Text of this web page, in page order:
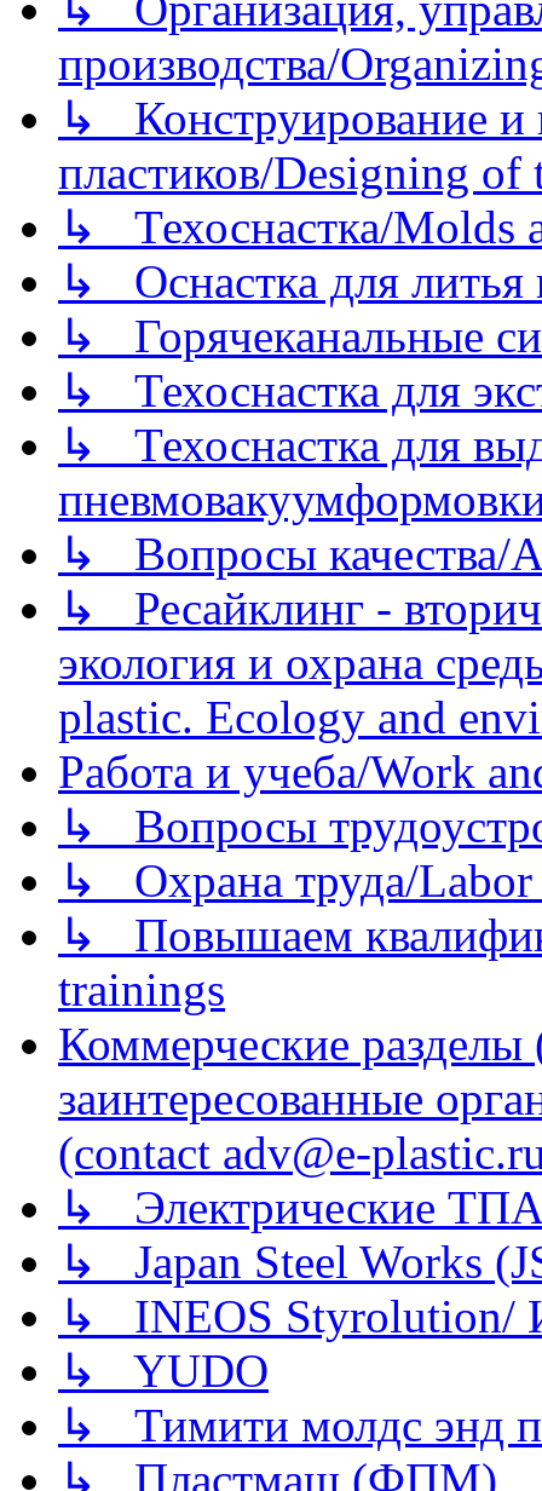
производства/
↳ Конструирование и
пластиков/Designing of
↳ Техоснастка/Molds
↳ Оснастка для литья
↳ Горячеканальные
↳ Техоснастка для
↳ Техоснастка для
↳ Вопросы качества/
↳ Ресайклинг -
экология и охрана
plastic. Ecology and
Работа и учеба/Work
↳ Вопросы
↳ Охрана труда/Labor
↳ Повышаем
trainings
Коммерческие
заинтересованные
(contact adv@e-
↳ Электрические
↳ Japan Steel Works
↳ INEOS
↳ YUDO
↳ Тимити молдс энд
↳ Пластмаш (ФПМ)